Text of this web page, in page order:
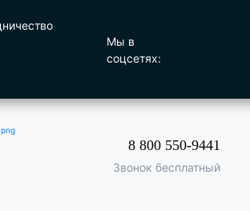
Мы в
соцсетях:
8 800 550-9441
Звонок бесплатный